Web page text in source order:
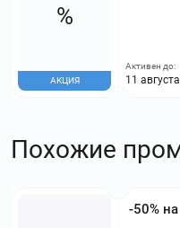
%
АКЦИЯ
Активен до:
11
Похожие
-50%